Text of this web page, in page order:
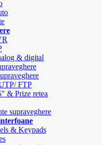
& digital
FTP
& Prize retea
supraveghere
& Keypads